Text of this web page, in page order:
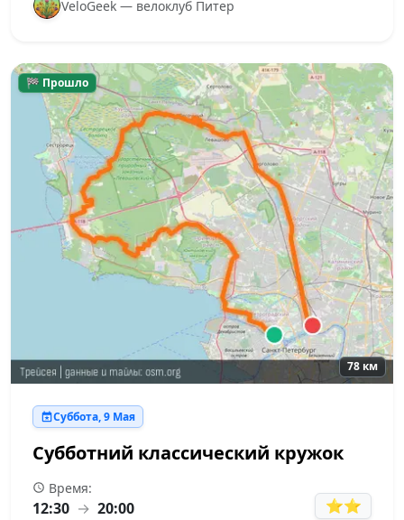
VeloGeek — велоклуб Питер
🏁 Прошло
78 км
Суббота, 9 Мая
Субботний классический кружок
Время:
12:30 → 20:00 ⭐⭐